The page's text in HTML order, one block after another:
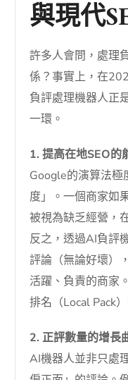
與現代
許多人會問，處理
係？事實上，在
負評處理機器人正
一環。
1. 提高在地SEO的
Google的演算法極
度」。一個商家如
被視為缺乏經營，
反之，透過AI負評
評論（無論好壞）
活躍、負責的商家
排名（Local Pack
2. 正評數量的增長
AI機器人並非只處